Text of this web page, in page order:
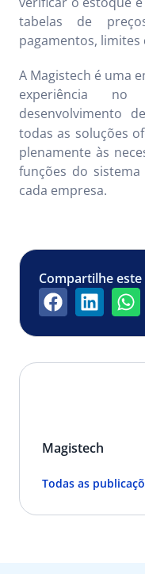
tabelas de
pagamentos,
A Magistech é uma
experiência no
desenvolvimento
todas as soluções
plenamente às
funções do
cada empresa.
Compartilhe
Magistech
Todas as